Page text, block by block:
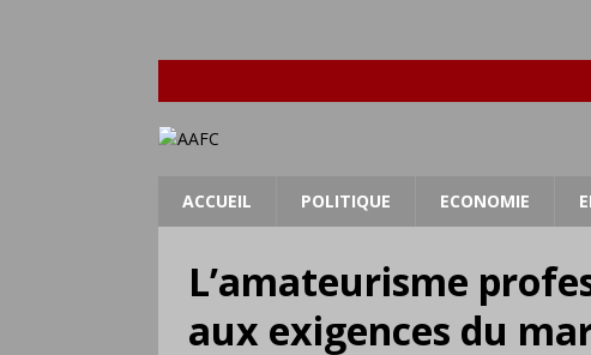
ACCUEIL POLITIQUE ECONOMIE
L’amateurisme
aux exigences du